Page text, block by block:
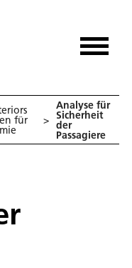
für >
Analyse für
Sicherheit
der
Passagiere